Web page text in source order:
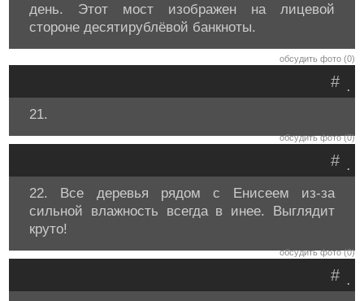
день. Этот мост изображен на лицевой
стороне десятирублёвой банкноты.
обсудить фото (0)
.
#
21.
обсудить фото (0)
.
#
22. Все деревья рядом с Енисеем из-за
сильной влажность всегда в инее. Выглядит
круто!
обсудить фото (0)
.
#